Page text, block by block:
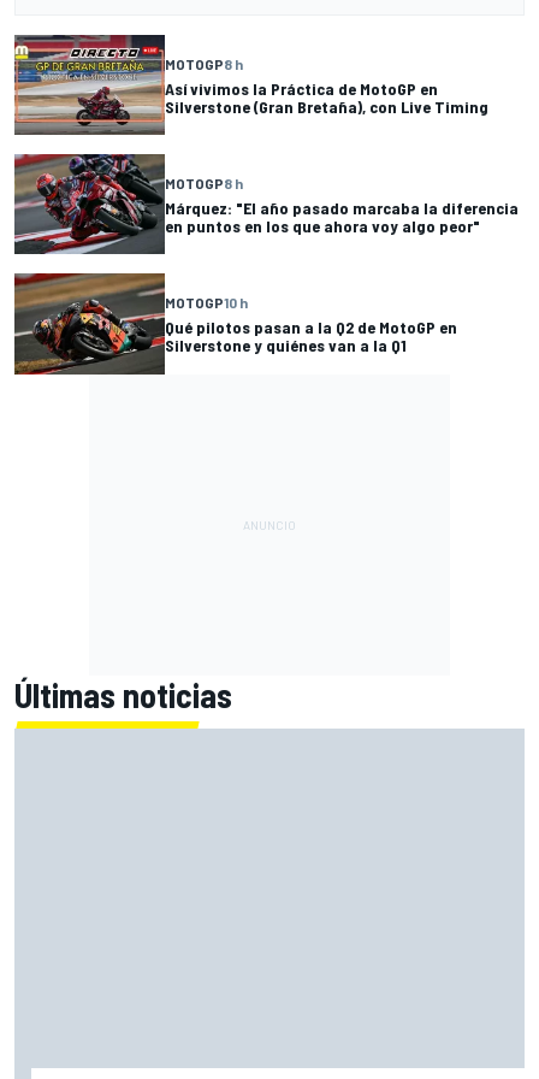
MOTOGP8 h
Así vivimos la Práctica de MotoGP en
Silverstone (Gran Bretaña), con Live Timing
MOTOGP8 h
Márquez: "El año pasado marcaba la diferencia
en puntos en los que ahora voy algo peor"
MOTOGP10 h
Qué pilotos pasan a la Q2 de MotoGP en
Silverstone y quiénes van a la Q1
Últimas noticias